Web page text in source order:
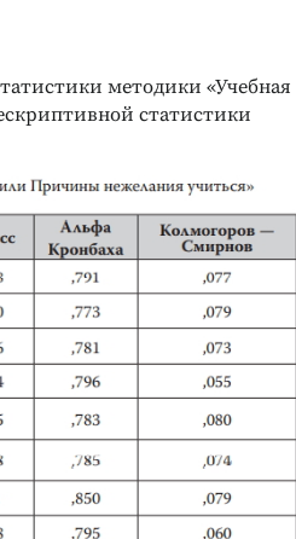
методики «Учебная
статистики